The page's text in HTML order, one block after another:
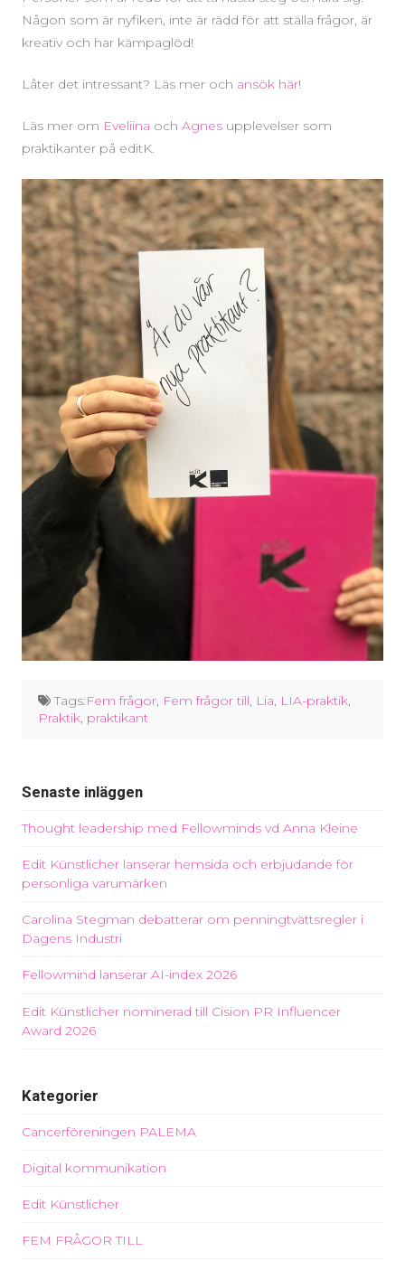
Någon som är nyfiken, inte är rädd för att ställa frågor, är
kreativ och har kämpaglöd!
Låter det intressant? Läs mer och ansök här!
Läs mer om Eveliina och Agnes upplevelser som
praktikanter på editK.
Tags:Fem frågor, Fem frågor till, Lia, LIA-praktik,
Praktik, praktikant
Senaste inläggen
Thought leadership med Fellowminds vd Anna Kleine
Edit Künstlicher lanserar hemsida och erbjudande för
personliga varumärken
Carolina Stegman debatterar om penningtvättsregler i
Dagens Industri
Fellowmind lanserar AI-index 2026
Edit Künstlicher nominerad till Cision PR Influencer
Award 2026
Kategorier
Cancerföreningen PALEMA
Digital kommunikation
Edit Künstlicher
FEM FRÅGOR TILL